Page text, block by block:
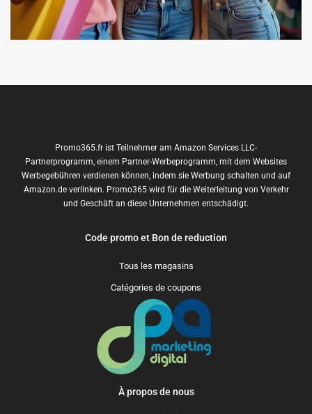
Promo365.fr ist Teilnehmer am Amazon Services LLC-
Partnerprogramm, einem Partner-Werbeprogramm, mit dem Websites
Werbegebühren verdienen können, indem sie Werbung schalten und auf
Amazon.de verlinken. Promo365 wird für die Weiterleitung von Verkehr
und Geschäft an diese Unternehmen entschädigt.
Code promo et Bon de reduction
Tous les magasins
Catégories de coupons
À propos de nous